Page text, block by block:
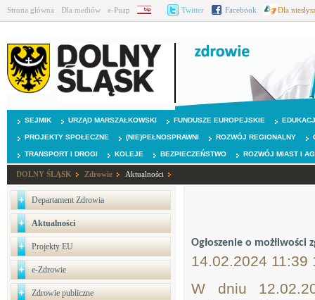
Strona główna Dla mediów e-Puap BIP Twitter Facebook Dla
SEJMIK URZĄD MARSZAŁKOWSKI FUNDUSZE EUROPEJSKIE
PROJEKTY SPOŁECZNE (NIE)PEŁNOSPRAWNI ROZWÓJ REGIONALNY
TRANSPORT I DROGI KOLEJE BEZPIECZEŃSTWO ROZWÓJ MIAST I
DOLNY ŚLĄSK Zdrowie Aktualności
Departament Zdrowia
Aktualności
Projekty EU
e-Zdrowie
Zdrowie publiczne
Ogłoszenie o
14.02.2024 11:39
W dniu